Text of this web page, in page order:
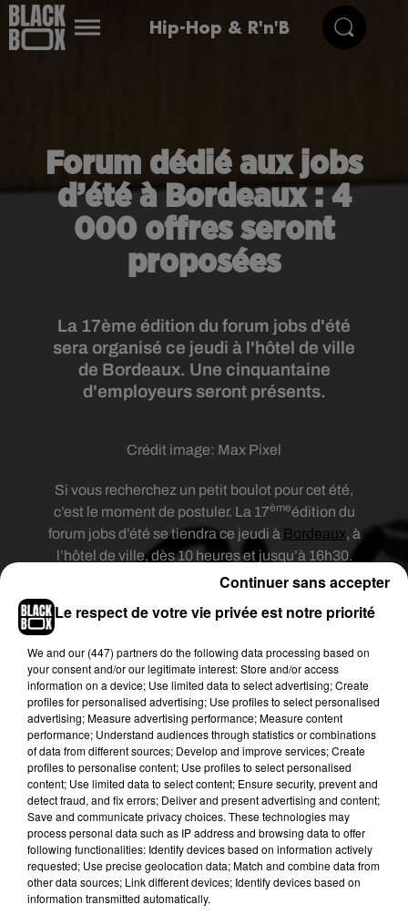
Hip-Hop & R'n'B
Forum dédié aux jobs
d’été à Bordeaux : 4
000 offres seront
proposées
Publié : 27 mars 2019 à 10h28 par Diane
Charbonnel
La 17ème édition du forum jobs d'été
sera organisé ce jeudi à l'hôtel de ville
de Bordeaux. Une cinquantaine
d'employeurs seront présents.
Crédit image: Max Pixel
Si vous recherchez un petit boulot pour cet été,
c’est le moment de postuler. La 17èmeédition du
forum jobs d’été se tiendra ce jeudi à Bordeaux, à
l’hôtel de ville, dès 10 heures et jusqu’à 16h30.
Organisé par pôle emploi, la ville de Bordeaux et
le CRIJ Nouvelle-Aquitaine, l’événement réunira
une cinquantaine d’employeurs qui présenteront
Nouvelle-Aquitaine. Ces offres sont d’ailleurs à
retrouver dès aujourd’huisur le site de pôle
emploi.
Des espaces permettront aussi aux jeunes
intéressés de se renseigner sur le droit du travail,
de se faire aider pour rédiger leur CV et leur lettre
de motivationou encore de se préparer aux
entretiens d’embauche.
Fil actus
Le respect de votre vie privée est notre priorité
We and our (447) partnersdo the following data processing based on
your consent and/or our legitimate interest: Store and/or access
information on a device; Use limited data to select advertising; Create
profiles for personalised advertising; Use profiles to select personalised
advertising; Measure advertising performance; Measure content
performance; Understand audiences through statistics or combinations
of data from different sources; Develop and improve services; Create
profiles to personalise content; Use profiles to select personalised
content; Use limited data to select content; Ensure security, prevent and
detect fraud, and fix errors; Deliver and present advertising and content;
Save and communicate privacy choices. These technologies may
process personal data such as IP address and browsing data to offer
following functionalities: Identify devices based on information actively
requested; Use precise geolocation data; Match and combine data from
other data sources; Link different devices; Identify devices based on
information transmitted automatically.
Continuer sans accepter